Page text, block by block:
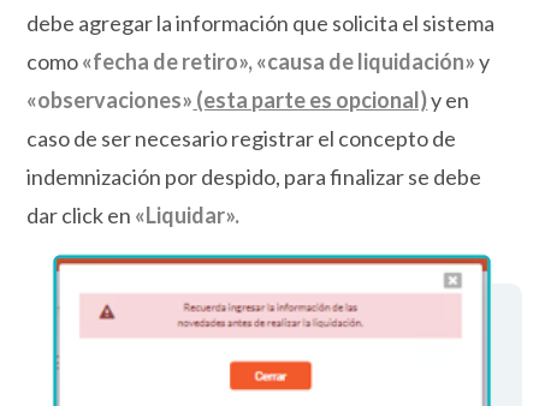
debe agregar la información que solicita el sistema
como«fecha de retiro»,«causa de liquidación»y
«observaciones» (esta parte es opcional)y en
caso de ser necesario registrar el concepto de
indemnización por despido, para finalizar se debe
dar click en «Liquidar».